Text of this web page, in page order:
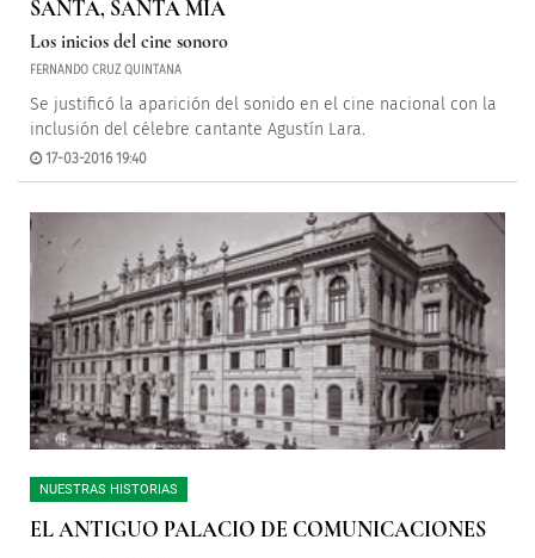
SANTA, SANTA MÍA
Los inicios del cine sonoro
FERNANDO CRUZ QUINTANA
Se justificó la aparición del sonido en el cine nacional con la
inclusión del célebre cantante Agustín Lara.
17-03-2016 19:40
NUESTRAS HISTORIAS
EL ANTIGUO PALACIO DE COMUNICACIONES